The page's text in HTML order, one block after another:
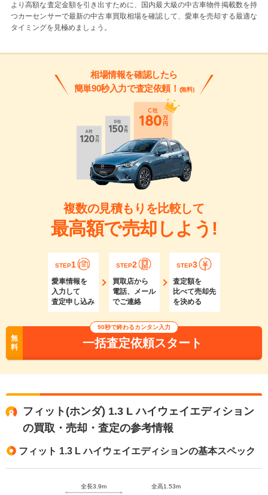
より高額な査定金額を引き出すために、国内最大級の中古車物件掲載数を持
つカーセンサーで最新の中古車買取相場を確認して、愛車を売却する最適な
タイミングを見極めましょう。
相場情報を確認したら
簡単90秒入力で査定依頼！ (無料)
複数の見積もりを比較して
最高額で売却しよう!
STEP1
愛車情報を
入力して
査定申し込み
STEP2
買取店から
電話、メール
でご連絡
STEP3
査定額を
比べて売却先
を決める
無
料
90秒で終わるカンタン入力
一括査定依頼スタート
フィット(ホンダ) 1.3 L ハイウェイエディション
の買取・売却・査定の参考情報
フィット 1.3 L ハイウェイエディションの基本スペック
全長3.9m 全高1.53m